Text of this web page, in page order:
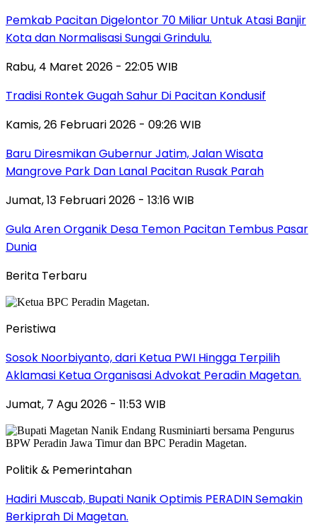
Pemkab Pacitan Digelontor 70 Miliar Untuk Atasi Banjir
Kota dan Normalisasi Sungai Grindulu.
Rabu, 4 Maret 2026 - 22:05 WIB
Tradisi Rontek Gugah Sahur Di Pacitan Kondusif
Kamis, 26 Februari 2026 - 09:26 WIB
Baru Diresmikan Gubernur Jatim, Jalan Wisata
Mangrove Park Dan Lanal Pacitan Rusak Parah
Jumat, 13 Februari 2026 - 13:16 WIB
Gula Aren Organik Desa Temon Pacitan Tembus Pasar
Dunia
Berita Terbaru
Peristiwa
Sosok Noorbiyanto, dari Ketua PWI Hingga Terpilih
Aklamasi Ketua Organisasi Advokat Peradin Magetan.
Jumat, 7 Agu 2026 - 11:53 WIB
Politik & Pemerintahan
Hadiri Muscab, Bupati Nanik Optimis PERADIN Semakin
Berkiprah Di Magetan.